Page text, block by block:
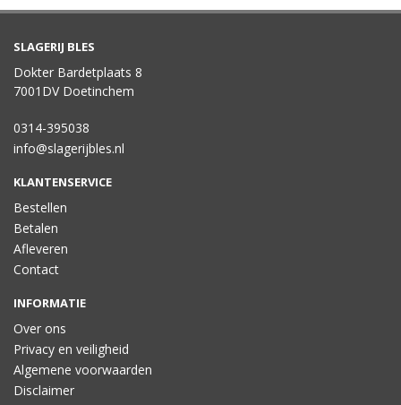
SLAGERIJ BLES
Dokter Bardetplaats 8
7001DV Doetinchem
0314-395038
info@slagerijbles.nl
KLANTENSERVICE
Bestellen
Betalen
Afleveren
Contact
INFORMATIE
Over ons
Privacy en veiligheid
Algemene voorwaarden
Disclaimer